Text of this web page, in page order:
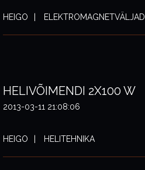
HEIGO ELEKTROMAGNETVÄLJAD
HELIVÕIMENDI 2X100 W
2013-03-11 21:08:06
HEIGO HELITEHNIKA